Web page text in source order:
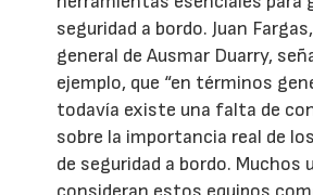
seguridad a bordo. Juan
general de Ausmar Duarry,
ejemplo, que “en términos
todavía existe una falta de
sobre la importancia real de
de seguridad a bordo. Muchos